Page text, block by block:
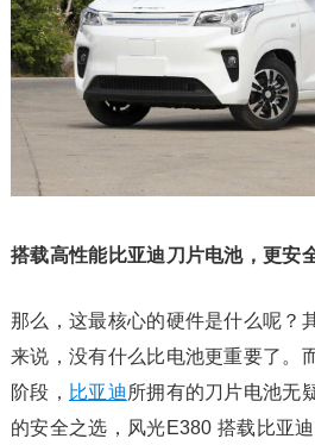
搭载高性能比亚迪刀片电池，更安
那么，这最核心的硬件是什么呢？
来说，没有什么比电池更重要了。
阶段， 比亚迪 所拥有的刀片电池无
的安全之选，风光E380 搭载比亚